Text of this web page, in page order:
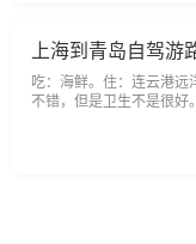
上海到青岛自驾游
吃：海鲜。住：连云港远
不错，但是卫生不是很好
国文明风景旅游区示范